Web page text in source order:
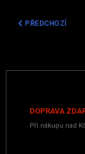
PŘEDCHOZÍ
PŘEDCHOZÍ
DOPRAVA
Při nákupu nad